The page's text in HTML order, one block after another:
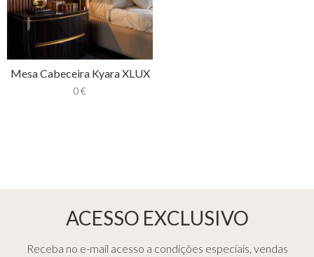
Mesa Cabeceira Kyara XLUX
0€
ACESSO EXCLUSIVO
Receba no e-mail acesso a condições especiais, vendas